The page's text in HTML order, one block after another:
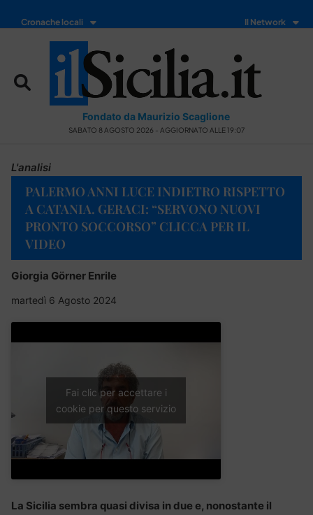
Cronache locali Il Network
Fondato da Maurizio Scaglione
SABATO 8 AGOSTO 2026 - AGGIORNATO ALLE 19:07
L'analisi
PALERMO ANNI LUCE INDIETRO RISPETTO
A CATANIA. GERACI: “SERVONO NUOVI
PRONTO SOCCORSO” CLICCA PER IL
VIDEO
Giorgia Görner Enrile
martedì 6 Agosto 2024
Fai clic per accettare i
cookie per questo servizio
La Sicilia sembra quasi divisa in due e, nonostante il